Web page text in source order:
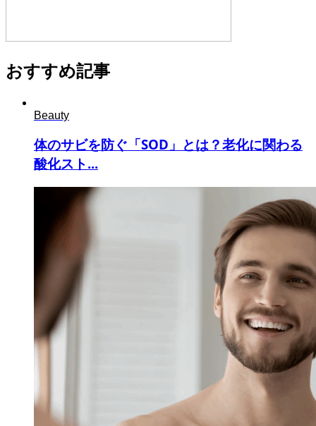
おすすめ記事
Beauty
体のサビを防ぐ「SOD」とは？老化に関わる
酸化スト...